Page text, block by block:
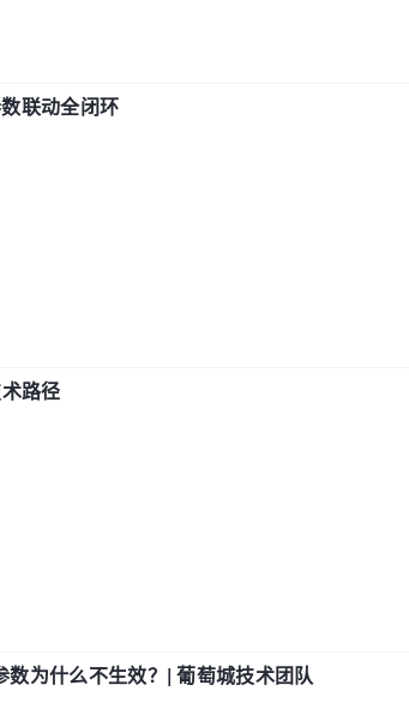
联动全闭环
路径
为什么不生效？| 葡萄城技术团队